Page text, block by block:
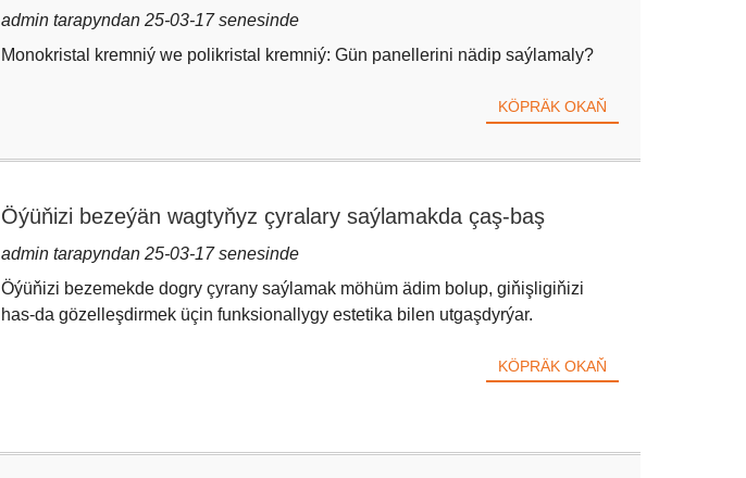
nädip saýlamaly?
admin tarapyndan 25-03-17 senesinde
Monokristal kremniý we polikristal kremniý: Gün panellerini nädip saýlamaly?
KÖPRÄK OKAŇ
Öýüňizi bezeýän wagtyňyz çyralary saýlamakda çaş-baş
galýarsyňyzmy?
admin tarapyndan 25-03-17 senesinde
Öýüňizi bezemekde dogry çyrany saýlamak möhüm ädim bolup, giňişligiňizi
has-da gözelleşdirmek üçin funksionallygy estetika bilen utgaşdyrýar.
KÖPRÄK OKAŇ